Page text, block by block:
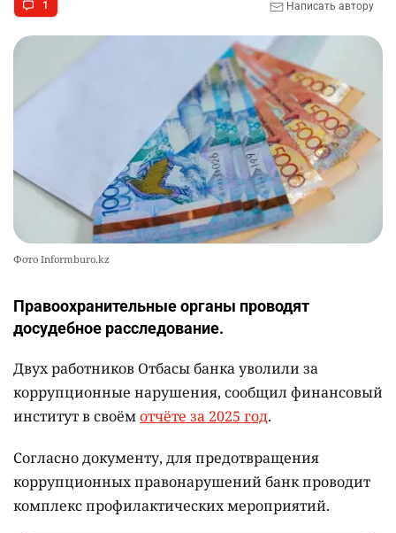
Жителя Костанайской области осудили за
26
1 Написать автору
Фото Informburo.kz
Правоохранительные органы проводят
досудебное расследование.
Двух работников Отбасы банка уволили за
коррупционные нарушения, сообщил финансовый
институт в своёмотчёте за 2025 год.
Согласно документу, для предотвращения
коррупционных правонарушений банк проводит
комплекс профилактических мероприятий.